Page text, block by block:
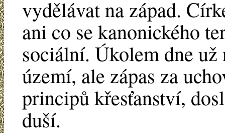
vydělávat na západ.
ani co se kanonického
sociální. Úkolem dne
území, ale zápas za
principů křesťanství,
duší.